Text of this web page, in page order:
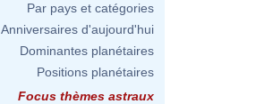
Par pays et catégories
Anniversaires d'aujourd'hui
Dominantes planétaires
Positions planétaires
Focus thèmes astraux